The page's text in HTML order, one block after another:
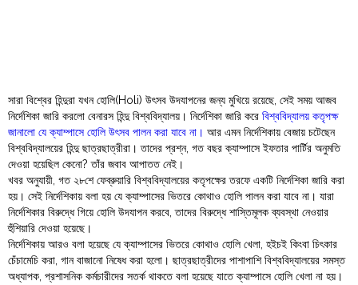
সারা বিশ্বের হিন্দুরা যখন হোলি(Holi) উৎসব উদযাপনের জন্য মুখিয়ে রয়েছে, সেই সময় আজব
নির্দেশিকা জারি করলো বেনারস হিন্দু বিশ্ববিদ্যালয়। নির্দেশিকা জারি করে বিশ্ববিদ্যালয় কতৃপক্ষ
জানালো যে ক্যাম্পাসে হোলি উৎসব পালন করা যাবে না। আর এমন নির্দেশিকায় বেজায় চটেছেন
বিশ্ববিদ্যালয়ের হিন্দু ছাত্রছাত্রীরা। তাদের প্রশ্ন, গত বছর ক্যাম্পাসে ইফতার পার্টির অনুমতি
দেওয়া হয়েছিল কেনো? তাঁর জবাব আপাতত নেই।
খবর অনুযায়ী, গত ২৮শে ফেব্রুয়ারি বিশ্ববিদ্যালয়ের কতৃপক্ষের তরফে একটি নির্দেশিকা জারি করা
হয়। সেই নির্দেশিকায় বলা হয় যে ক্যাম্পাসের ভিতরে কোথাও হোলি পালন করা যাবে না। যারা
নির্দেশিকার বিরুদ্ধে গিয়ে হোলি উদযাপন করবে, তাদের বিরুদ্ধে শাস্তিমূলক ব্যবস্থা নেওয়ার
হুঁশিয়ারি দেওয়া হয়েছে।
নির্দেশিকায় আরও বলা হয়েছে যে ক্যাম্পাসের ভিতরে কোথাও হোলি খেলা, হইচই কিংবা চিৎকার
চেঁচামেচি করা, গান বাজানো নিষেধ করা হলো। ছাত্রছাত্রীদের পাশাপাশি বিশ্ববিদ্যালয়ের সমস্ত
অধ্যাপক, প্রশাসনিক কর্মচারীদের সতর্ক থাকতে বলা হয়েছে যাতে ক্যাম্পাসে হোলি খেলা না হয়।